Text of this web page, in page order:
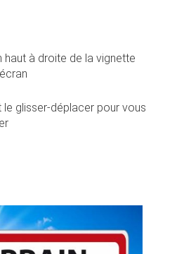
haut à droite de la vignette
le glisser-déplacer pour vous